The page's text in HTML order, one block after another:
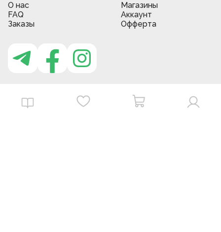
О нас
Магазины
FAQ
Аккаунт
Заказы
Офферта
Приложение MBG store